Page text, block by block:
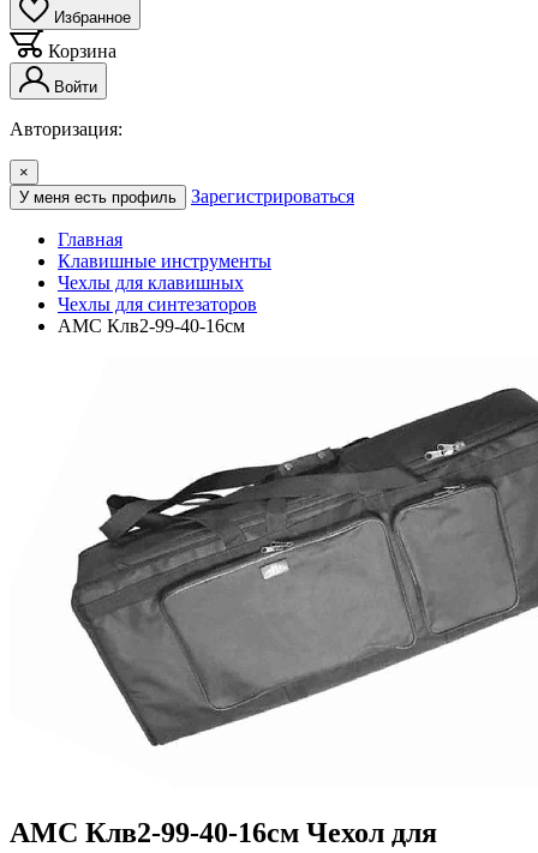
Избранное
Корзина
Войти
Авторизация:
×
У меня есть профиль
Зарегистрироваться
Главная
Клавишные инструменты
Чехлы для клавишных
Чехлы для синтезаторов
AMC Клв2-99-40-16см
AMC Клв2-99-40-16см Чехол для